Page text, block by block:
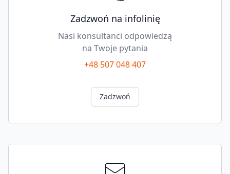
Zadzwoń na infolinię
Nasi konsultanci odpowiedzą
na Twoje pytania
+48 507 048 407
Zadzwoń